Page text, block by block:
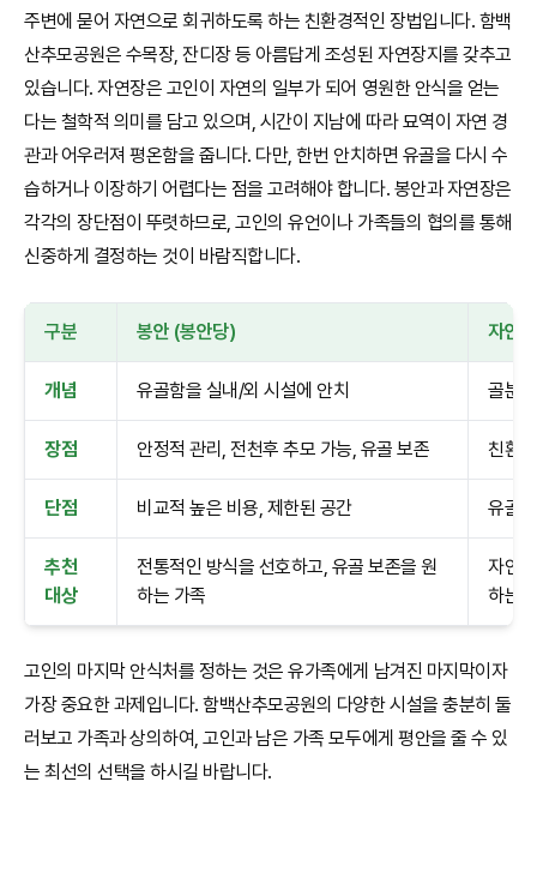
주변에 묻어 자연으로 회귀하도록 하는 친환경적인 장법입니다. 함백
산추모공원은 수목장, 잔디장 등 아름답게 조성된 자연장지를 갖추고
있습니다. 자연장은 고인이 자연의 일부가 되어 영원한 안식을 얻는
다는 철학적 의미를 담고 있으며, 시간이 지남에 따라 묘역이 자연 경
관과 어우러져 평온함을 줍니다. 다만, 한번 안치하면 유골을 다시 수
습하거나 이장하기 어렵다는 점을 고려해야 합니다. 봉안과 자연장은
각각의 장단점이 뚜렷하므로, 고인의 유언이나 가족들의 협의를 통해
신중하게 결정하는 것이 바람직합니다.
구분 봉안 (봉안당) 자연
개념 유골함을 실내/외 시설에 안치 골분
장점 안정적 관리, 전천후 추모 가능, 유골 보존 친환
단점 비교적 높은 비용, 제한된 공간 유골
추천
대상
전통적인 방식을 선호하고, 유골 보존을 원
하는 가족
자연
하는
고인의 마지막 안식처를 정하는 것은 유가족에게 남겨진 마지막이자
가장 중요한 과제입니다. 함백산추모공원의 다양한 시설을 충분히 둘
러보고 가족과 상의하여, 고인과 남은 가족 모두에게 평안을 줄 수 있
는 최선의 선택을 하시길 바랍니다.